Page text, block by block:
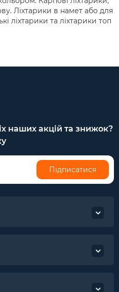
Ліхтарики в намет або для
ліхтарики та ліхтарики топ
наших акцій та знижок?
Підписатися